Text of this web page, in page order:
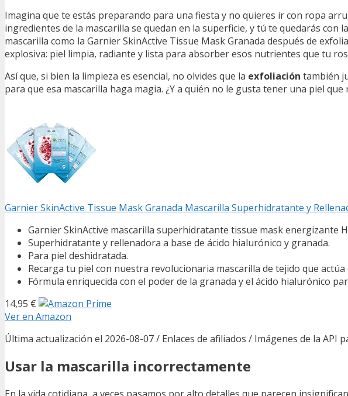
Imagina que te estás preparando para una fiesta y no quieres ir con ropa
ingredientes de la mascarilla se quedan en la superficie, y tú te quedarás con
mascarilla como la Garnier SkinActive Tissue Mask Granada después de
explosiva: piel limpia, radiante y lista para absorber esos nutrientes que tu
Así que, si bien la limpieza es esencial, no olvides que la exfoliación también
para que esa mascarilla haga magia. ¿Y a quién no le gusta tener una piel que
Garnier SkinActive Tissue Mask Granada Mascarilla Superhidratante y
Garnier SkinActive mascarilla superhidratante tissue mask energizante
Superhidratante y rellenadora a base de ácido hialurónico y granada.
Para piel deshidratada.
Recarga tu piel con nuestra revolucionaria mascarilla de tejido que
Fórmula enriquecida con el poder de la granada y el ácido hialurónico
14,95 €
Ver en Amazon
Última actualización el 2026-08-07 / Enlaces de afiliados / Imágenes de la API
Usar la mascarilla incorrectamente